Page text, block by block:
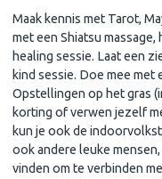
Maak kennis met Tarot,
met een Shiatsu
healing sessie. Laat een
kind sessie. Doe mee
Opstellingen op het gras
korting of verwen jezelf
kun je ook de
ook andere leuke
vinden om te verbinden